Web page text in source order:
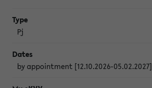
Pj
by appointment [12.10.2026-05.02.2027]